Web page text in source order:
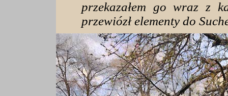
przekazałem go wraz z
przewiózł elementy do